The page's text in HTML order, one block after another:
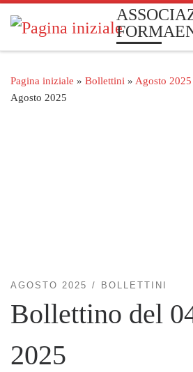
Passa al contenuto
Pagina iniziale » Bollettini » Agosto 2025
Agosto 2025
AGOSTO 2025 BOLLETTINI
Bollettino del
2025